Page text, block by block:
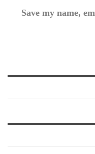
Save my name,